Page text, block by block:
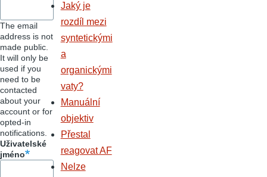
The email
address is not
made public.
It will only be
used if you
need to be
contacted
about your
account or for
opted-in
notifications.
Uživatelské
jméno
Jaký je
rozdíl mezi
syntetickými
a
organickými
vaty?
Manuální
objektiv
Přestal
reagovat AF
Nelze